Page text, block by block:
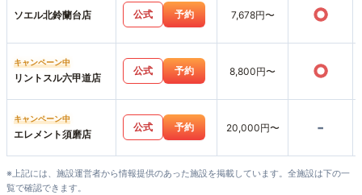
ソエル北鈴蘭台店 公式 予約 7,678円〜 ○
キャンペーン中
リントスル六甲道店
公式 予約 8,800円〜 ○
キャンペーン中
エレメント須磨店
公式 予約 20,000円〜 -
※上記には、施設運営者から情報提供のあった施設を掲載しています。全施設は下の一
覧で確認できます。